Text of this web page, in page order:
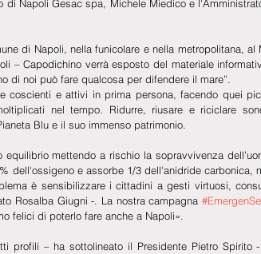
di Napoli Gesac spa, Michele Miedico e
di Napoli, nella funicolare e nella metropolitana, al
– Capodichino verrà esposto del materiale
di noi può fare qualcosa per difendere il mare”.
coscienti e attivi in prima persona, facendo quei
nel tempo. Ridurre, riusare e riciclare
Blu e il suo immenso patrimonio.
equilibrio mettendo a rischio la sopravvivenza
dell'ossigeno e assorbe 1/3 dell'anidride carbonica,
è sensibilizzare i cittadini a gesti virtuosi,
Rosalba Giugni -. La nostra campagna
felici di poterlo fare anche a Napoli».
profili – ha sottolineato il Presidente Pietro Spirito